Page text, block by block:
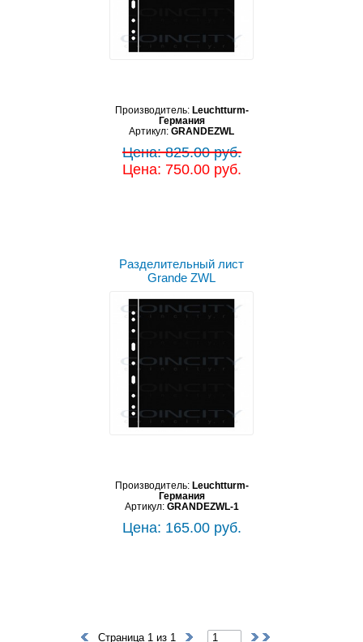
Производитель: Leuchtturm-
Германия
Артикул: GRANDEZWL
Цена: 825.00 руб.
Цена: 750.00 руб.
Разделительный лист
Grande ZWL
Производитель: Leuchtturm-
Германия
Артикул: GRANDEZWL-1
Цена: 165.00 руб.
Страница 1 из 1